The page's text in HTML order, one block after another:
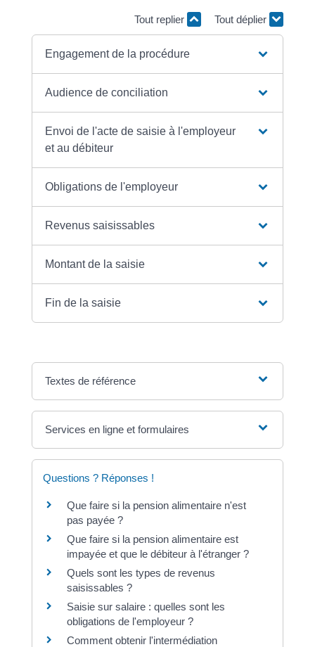
Tout replier Tout déplier
Engagement de la procédure
Audience de conciliation
Envoi de l'acte de saisie à l'employeur
et au débiteur
Obligations de l'employeur
Revenus saisissables
Montant de la saisie
Fin de la saisie
Textes de référence
Services en ligne et formulaires
Questions ? Réponses !
Que faire si la pension alimentaire n'est
pas payée ?
Que faire si la pension alimentaire est
impayée et que le débiteur à l'étranger ?
Quels sont les types de revenus
saisissables ?
Saisie sur salaire : quelles sont les
obligations de l'employeur ?
Comment obtenir l'intermédiation